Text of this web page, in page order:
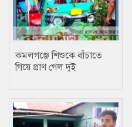
কমলগঞ্জে শিশুকে বাঁচাতে
গিয়ে প্রাণ গেল দুই